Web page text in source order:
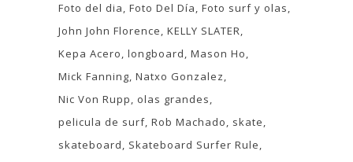
Foto del dia Foto Del Día Foto surf y olas
John John Florence KELLY SLATER
Kepa Acero longboard Mason Ho
Mick Fanning Natxo Gonzalez
Nic Von Rupp
olas grandes
pelicula de surf Rob Machado
skate
skateboard
Skateboard Surfer Rule